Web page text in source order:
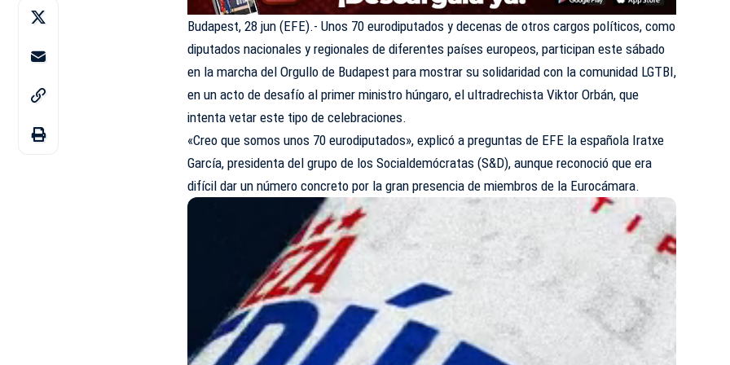
Budapest, 28 jun (EFE).- Unos 70 eurodiputados y decenas de otros cargos políticos, como
diputados nacionales y regionales de diferentes países europeos, participan este sábado
en la marcha del Orgullo de Budapest para mostrar su solidaridad con la comunidad LGTBI,
en un acto de desafío al primer ministro húngaro, el ultradrechista Viktor Orbán, que
intenta vetar este tipo de celebraciones.
«Creo que somos unos 70 eurodiputados», explicó a preguntas de EFE la española Iratxe
García, presidenta del grupo de los Socialdemócratas (S&D), aunque reconoció que era
difícil dar un número concreto por la gran presencia de miembros de la Eurocámara.